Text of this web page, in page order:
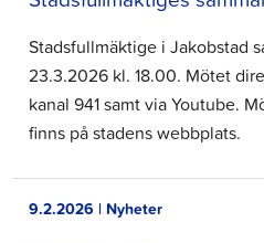
Stadsfullmäktige i Jakobstad
23.3.2026 kl. 18.00. Mötet
kanal 941 samt via Youtube.
finns på stadens webbplats.
9.2.2026 | Nyheter